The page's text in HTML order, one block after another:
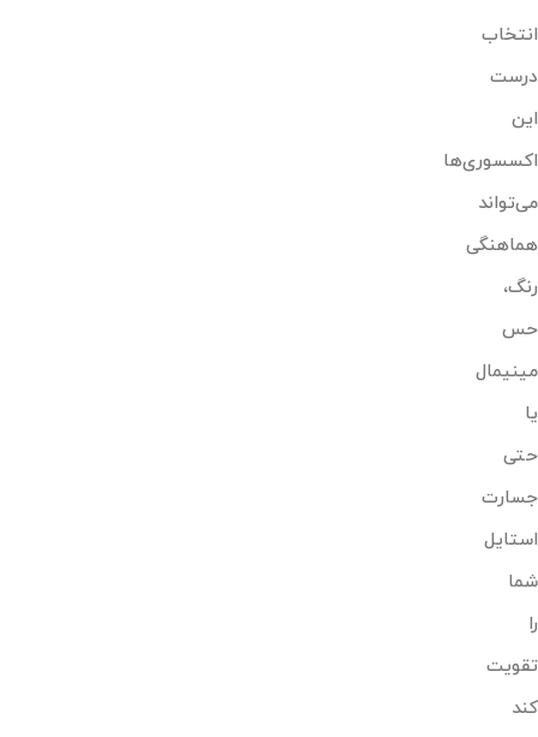
انتخاب
درست
این
اکسسوری‌ها
می‌تواند
هماهنگی
رنگ،
حس
مینیمال
یا
حتی
جسارت
استایل
شما
را
تقویت
کند